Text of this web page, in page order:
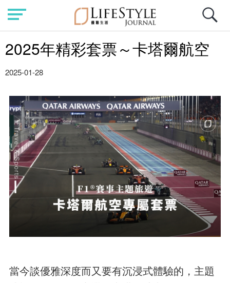
2025年精彩套票～卡塔爾航空
2025-01-28
當今談優雅深度而又要有沉浸式體驗的，主題